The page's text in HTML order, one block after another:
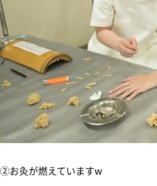
②お灸が燃えていますw